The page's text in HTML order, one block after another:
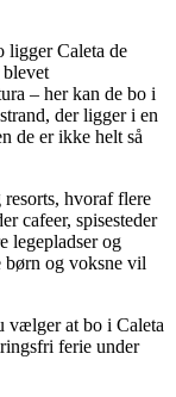
ligger Caleta de
– her kan de bo i
der ligger i en
de er ikke helt så
hvoraf flere
cafeer, spisesteder
legepladser og
børn og voksne vil
vælger at bo i Caleta
ferie under